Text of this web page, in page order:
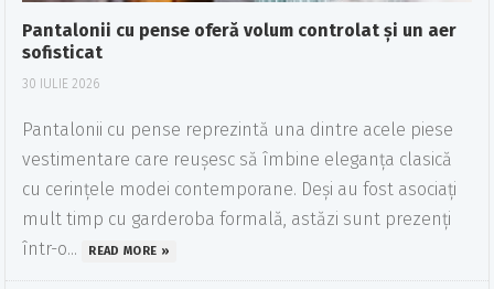
Pantalonii cu pense oferă volum controlat și un aer
sofisticat
30 IULIE 2026
Pantalonii cu pense reprezintă una dintre acele piese
vestimentare care reușesc să îmbine eleganța clasică
cu cerințele modei contemporane. Deși au fost asociați
mult timp cu garderoba formală, astăzi sunt prezenți
într-o...
READ MORE »